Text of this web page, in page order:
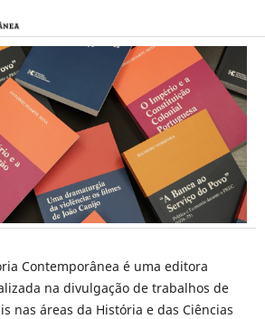
Contemporânea é uma editora
na divulgação de trabalhos de
nas áreas da História e das Ciências